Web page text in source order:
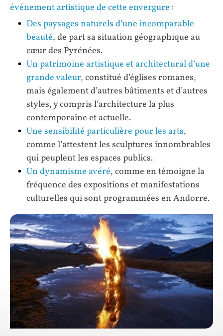
événement artistique de cette envergure :
Des paysages naturels d’une incomparable
beauté, de part sa situation géographique au
cœur des Pyrénées.
Un patrimoine artistique et architectural d’une
grande valeur, constitué d’églises romanes,
mais également d’autres bâtiments et d’autres
styles, y compris l’architecture la plus
contemporaine et actuelle.
Une sensibilité particulière pour les arts,
comme l’attestent les sculptures innombrables
qui peuplent les espaces publics.
Un dynamisme avéré, comme en témoigne la
fréquence des expositions et manifestations
culturelles qui sont programmées en Andorre.